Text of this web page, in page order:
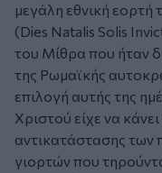
μεγάλη εθνική
(Dies Natalis Solis
του Μίθρα που ήταν
της Ρωμαϊκής
επιλογή αυτής της
Χριστού είχε να
αντικατάστασης των
γιορτών που